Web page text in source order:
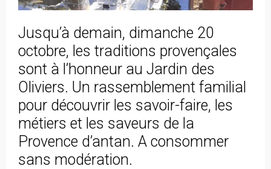
Jusqu’à demain, dimanche 20
octobre, les traditions provençales
sont à l’honneur au Jardin des
Oliviers. Un rassemblement familial
pour découvrir les savoir-faire, les
métiers et les saveurs de la
Provence d’antan. A consommer
sans modération.